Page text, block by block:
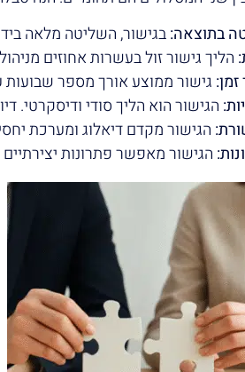
בתוצאה:בגישור, השליטה מלאה
הליך גישור זול בעשרות אחוזים
גישור ממוצע אורך מספר שבועות
הגישור הוא הליך סודי ודיסקרטי.
הגישור מקדם דיאלוג ומערכת
הגישור מאפשר פתרונות